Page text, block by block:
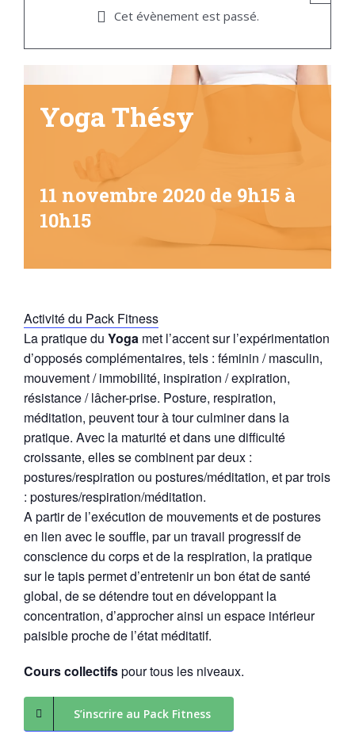
Cet évènement est passé.
Yoga Thésy
11 novembre 2020 de 9h15 à
10h15
Activité du Pack Fitness
La pratique du Yoga met l’accent sur l’expérimentation
d’opposés complémentaires, tels : féminin / masculin,
mouvement / immobilité, inspiration / expiration,
résistance / lâcher-prise. Posture, respiration,
méditation, peuvent tour à tour culminer dans la
pratique. Avec la maturité et dans une difficulté
croissante, elles se combinent par deux :
postures/respiration ou postures/méditation, et par trois
: postures/respiration/méditation.
A partir de l’exécution de mouvements et de postures
en lien avec le souffle, par un travail progressif de
conscience du corps et de la respiration, la pratique
sur le tapis permet d’entretenir un bon état de santé
global, de se détendre tout en développant la
concentration, d’approcher ainsi un espace intérieur
paisible proche de l’état méditatif.
Cours collectifspour tous les niveaux.
S’inscrire au Pack Fitness